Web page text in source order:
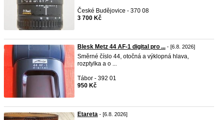
České Budějovice - 370 08
3 700 Kč
Blesk Metz 44 AF-1 digital pro ... - [6.8. 2026]
Směrné číslo 44, otočná a výklopná hlava,
rozptylka a o ...
Tábor - 392 01
950 Kč
Etareta - [6.8. 2026]